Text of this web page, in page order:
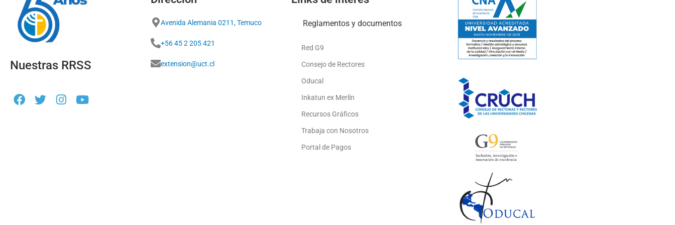
Nuestras RRSS
Avenida Alemania 0211, Temuco
+56 45 2 205 421
extension@uct.cl
Reglamentos y documentos
Red G9
Consejo de Rectores
Oducal
Inkatun ex Merlín
Recursos Gráficos
Trabaja con Nosotros
Portal de Pagos